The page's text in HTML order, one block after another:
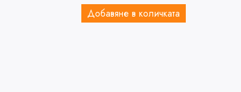
Добавяне в количката